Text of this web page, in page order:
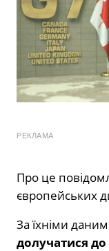
РЕКЛАМА
Про це
європейських
За їхніми
долучатися